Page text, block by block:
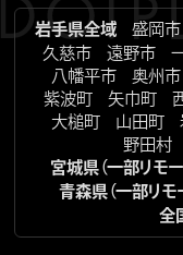
岩手県全域 盛岡市
久慈市
遠野市
八幡平市
奥州市
紫波町
矢巾町
大槌町
山田町
野田村
宮城県（一部リモー
青森県（一部リモ
全